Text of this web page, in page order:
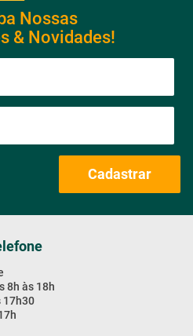
Nossas
& Novidades!
Cadastrar
8h às 18h
17h30